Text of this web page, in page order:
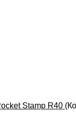
Stamp R40